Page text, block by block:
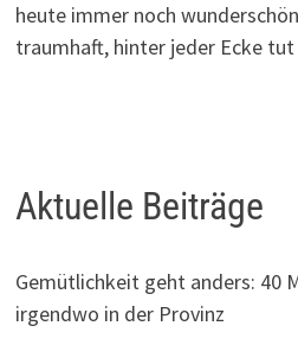
heute immer noch
traumhaft, hinter jeder Ecke
Aktuelle Beiträge
Gemütlichkeit geht anders: 40
irgendwo in der Provinz